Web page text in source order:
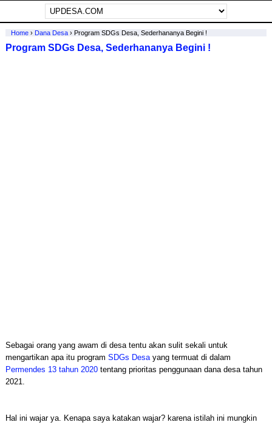
Home› Dana Desa› Program SDGs Desa, Sederhananya Begini !
Program SDGs Desa, Sederhananya Begini !
Sebagai orang yang awam di desa tentu akan sulit sekali untuk
mengartikan apa itu program SDGs Desayang termuat di dalam
Permendes 13 tahun 2020tentang prioritas penggunaan dana desa tahun
2021.
Hal ini wajar ya. Kenapa saya katakan wajar? karena istilah ini mungkin